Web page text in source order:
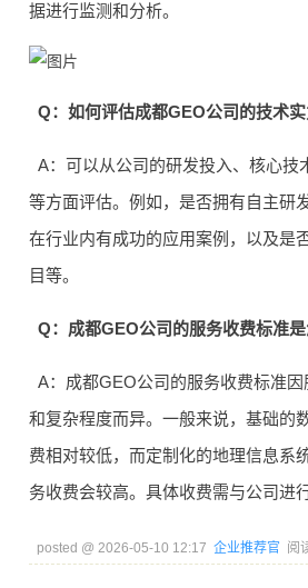
据进行监测和分析。
Q：如何评估成都GEO公司的技术实
A：可以从公司的研发投入、核心技
等方面评估。例如，是否拥有自主研
在行业内有成功的应用案例，以及是
目等。
Q：成都GEO公司的服务收费标准是
A：成都GEO公司的服务收费标准
和复杂程度而异。一般来说，基础的
费相对较低，而定制化的地理信息系
务收费会较高。具体收费需与公司进
posted @ 2026-05-10 12:17 企业推荐官 阅